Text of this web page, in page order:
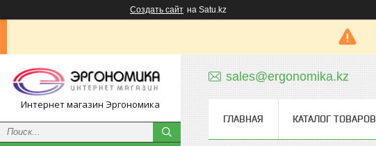
Создать сайт на Satu.kz
Интернет магазин Эргономика
sales@ergonomika.kz
ГЛАВНАЯ КАТАЛОГ ТОВАРОВ